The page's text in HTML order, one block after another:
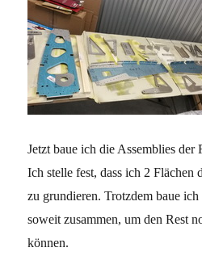
Jetzt baue ich die Assemblies der
Ich stelle fest, dass ich 2 Flächen
zu grundieren. Trotzdem baue
soweit zusammen, um den Rest
können.